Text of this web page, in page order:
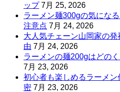
ップ 7月 25, 2026
ラーメン麺300gの気にな
注意点 7月 24, 2026
大人気チェーン山岡家の
由 7月 24, 2026
ラーメンの麺200gはどの
7月 23, 2026
初心者も楽しめるラーメ
密 7月 23, 2026